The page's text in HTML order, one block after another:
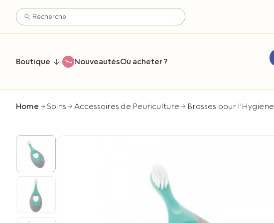
Boutique NouveautésOù acheter ?
Home Soins Accessoires de Peuriculture Brosses pour